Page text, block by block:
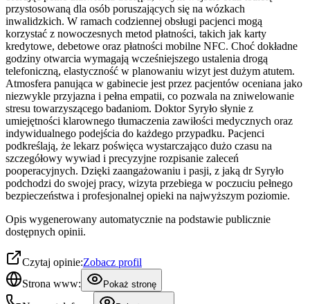
przystosowaną dla osób poruszających się na wózkach
inwalidzkich. W ramach codziennej obsługi pacjenci mogą
korzystać z nowoczesnych metod płatności, takich jak karty
kredytowe, debetowe oraz płatności mobilne NFC. Choć dokładne
godziny otwarcia wymagają wcześniejszego ustalenia drogą
telefoniczną, elastyczność w planowaniu wizyt jest dużym atutem.
Atmosfera panująca w gabinecie jest przez pacjentów oceniana jako
niezwykle przyjazna i pełna empatii, co pozwala na zniwelowanie
stresu towarzyszącego badaniom. Doktor Syryło słynie z
umiejętności klarownego tłumaczenia zawiłości medycznych oraz
indywidualnego podejścia do każdego przypadku. Pacjenci
podkreślają, że lekarz poświęca wystarczająco dużo czasu na
szczegółowy wywiad i precyzyjne rozpisanie zaleceń
pooperacyjnych. Dzięki zaangażowaniu i pasji, z jaką dr Syryło
podchodzi do swojej pracy, wizyta przebiega w poczuciu pełnego
bezpieczeństwa i profesjonalnej opieki na najwyższym poziomie.
Opis wygenerowany automatycznie na podstawie publicznie
dostępnych opinii.
Czytaj opinie:Zobacz profil
Strona www:
Pokaż stronę